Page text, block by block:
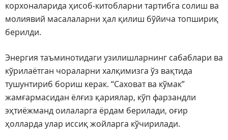
корхоналарида ҳисоб-китобларни тартибга солиш ва
молиявий масалаларни ҳал қилиш бўйича топшириқ
берилди.
Энергия таъминотидаги узилишларнинг сабаблари ва
кўрилаётган чораларни халқимизга ўз вақтида
тушунтириб бориш керак. “Саховат ва кўмак”
жамғармасидан ёлғиз қариялар, кўп фарзандли
эҳтиёжманд оилаларга ёрдам берилади, оғир
ҳолларда улар иссиқ жойларга кўчирилади.